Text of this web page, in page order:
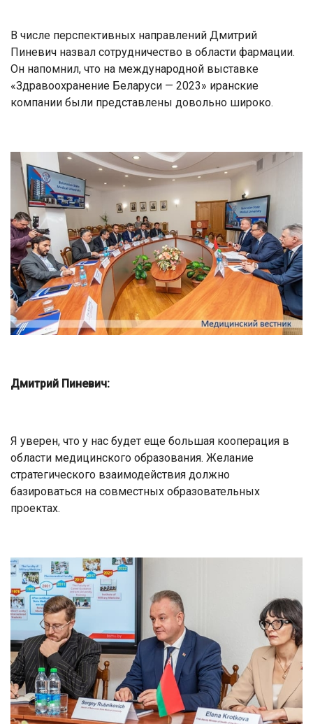
В числе перспективных направлений Дмитрий
Пиневич назвал сотрудничество в области фармации.
Он напомнил, что на международной выставке
«Здравоохранение Беларуси — 2023» иранские
компании были представлены довольно широко.
Дмитрий Пиневич:
Я уверен, что у нас будет еще большая кооперация в
области медицинского образования. Желание
стратегического взаимодействия должно
базироваться на совместных образовательных
проектах.